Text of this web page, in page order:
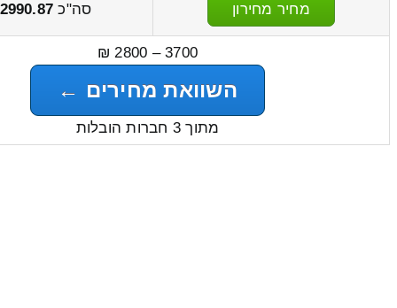
מחיר מחירון סה"כ 2990.87
3700 – 2800 ₪
השוואת מחירים ←
מתוך 3 חברות הובלות